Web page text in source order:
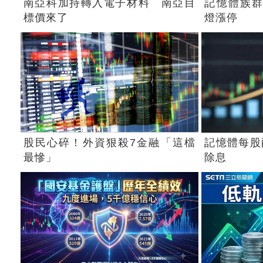
南亞科加持轉入電子材料 南亞目
標價來了
記憶體族
燈漲停
股民心碎！外資狠殺7金融「這檔
最慘」
記憶體每
除息